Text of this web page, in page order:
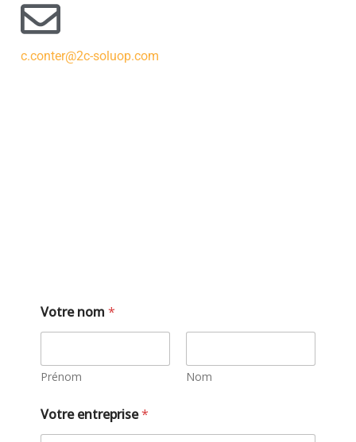
c.conter@2c-soluop.com
Votre nom *
Prénom Nom
Votre entreprise*